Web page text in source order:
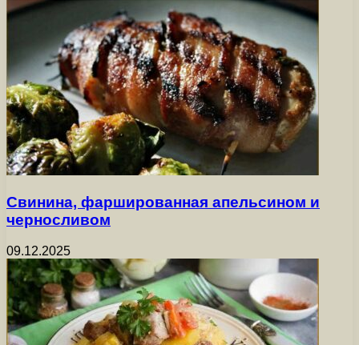
Свинина, фаршированная апельсином и
черносливом
09.12.2025